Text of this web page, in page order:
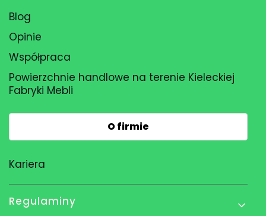
Blog
Opinie
Współpraca
Powierzchnie handlowe na terenie Kieleckiej
Fabryki Mebli
O firmie
Kariera
Regulaminy